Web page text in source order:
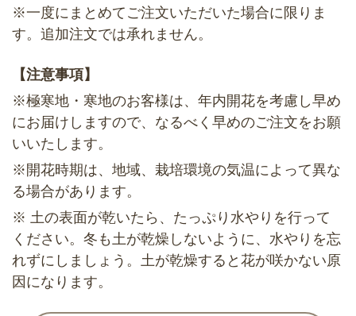
※一度にまとめてご注文いただいた場合に限りま
す。追加注文では承れません。
【注意事項】
※極寒地・寒地のお客様は、年内開花を考慮し早め
にお届けしますので、なるべく早めのご注文をお願
いいたします。
※開花時期は、地域、栽培環境の気温によって異な
る場合があります。
※ 土の表面が乾いたら、たっぷり水やりを行って
ください。冬も土が乾燥しないように、水やりを忘
れずにしましょう。土が乾燥すると花が咲かない原
因になります。